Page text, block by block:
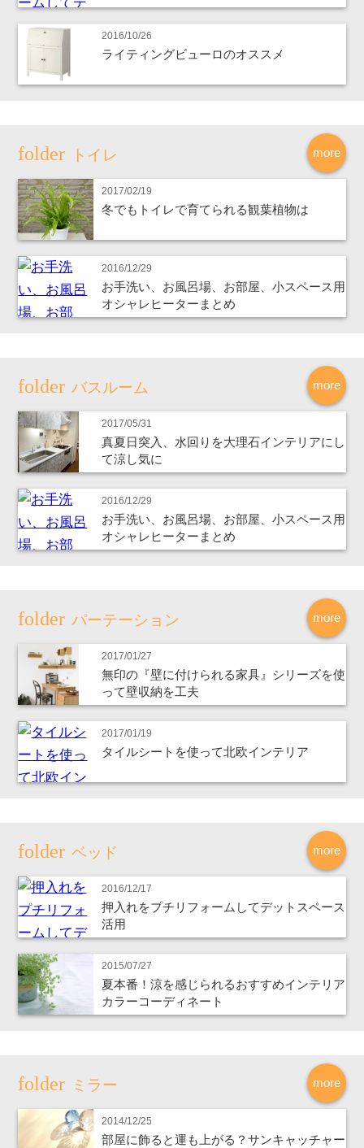
2016/10/26
ライティングビューロのオススメ
more
トイレ
2017/02/19
冬でもトイレで育てられる観葉植物は
2016/12/29
お手洗い、お風呂場、お部屋、小スペース用
オシャレヒーターまとめ
more
バスルーム
2017/05/31
真夏日突入、水回りを大理石インテリアにし
て涼し気に
2016/12/29
お手洗い、お風呂場、お部屋、小スペース用
オシャレヒーターまとめ
more
パーテーション
2017/01/27
無印の『壁に付けられる家具』シリーズを使
って壁収納を工夫
2017/01/19
タイルシートを使って北欧インテリア
more
ベッド
2016/12/17
押入れをプチリフォームしてデットスペース
活用
2015/07/27
夏本番！涼を感じられるおすすめインテリア
カラーコーディネート
more
ミラー
2014/12/25
部屋に飾ると運も上がる？サンキャッチャー